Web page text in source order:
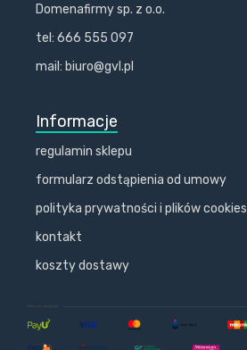
Domenafirmy sp. z o.o.
tel: 666 555 097
mail: biuro@gvl.pl
Informacje
regulamin sklepu
formularz odstąpienia od umowy
polityka prywatności i plików cookies
kontakt
koszty dostawy